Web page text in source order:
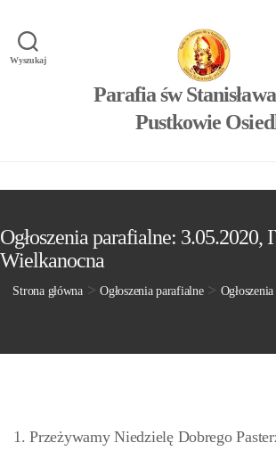
Wyszukaj
Parafia św
Pustkowie
Ogłoszenia parafialne: 3.05.2020,
Wielkanocna
Strona główna>Ogłoszenia parafialne>
1. Przeżywamy Niedzielę Dobrego